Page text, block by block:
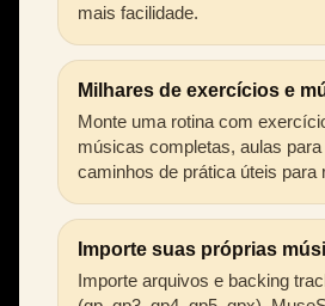
mais facilidade.
Milhares de exercícios e
Monte uma rotina com
músicas completas, aulas
caminhos de prática úteis para
Importe suas próprias
Importe arquivos e backing